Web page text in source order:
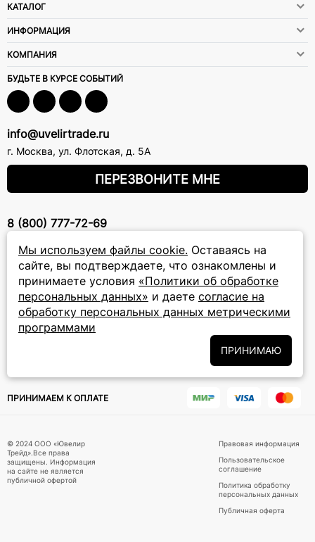
Мы используем файлы cookie. Оставаясь на
сайте, вы подтверждаете, что ознакомлены и
принимаете условия «Политики об обработке
персональных данных» и даете согласие на
обработку персональных данных метрическими
программами
ПРИНИМАЮ
КАТАЛОГ
ИНФОРМАЦИЯ
КОМПАНИЯ
БУДЬТЕ В КУРСЕ СОБЫТИЙ
info@uvelirtrade.ru
г. Москва, ул. Флотская, д. 5А
ПЕРЕЗВОНИТЕ МНЕ
8 (800) 777-72-69
Подписаться на новости
Подписываясь на рассылку, вы соглашаетесь с условиямиПолитики
и даёте своё согласие на их
ПРИНИМАЕМ К ОПЛАТЕ
© 2024 ООО «Ювелир
Трейд».Все права
защищены. Информация
на сайте не является
публичной офертой
Правовая информация
Пользовательское
соглашение
Политика обработку
персональных данных
Публичная оферта